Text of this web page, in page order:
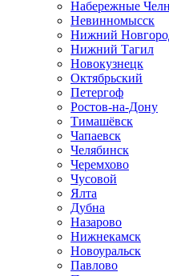
Набережные
Невинномысск
Нижний
Нижний Тагил
Новокузнецк
Октябрьский
Петергоф
Ростов-на-Дону
Тимашёвск
Чапаевск
Челябинск
Черемхово
Чусовой
Ялта
Дубна
Назарово
Нижнекамск
Новоуральск
Павлово